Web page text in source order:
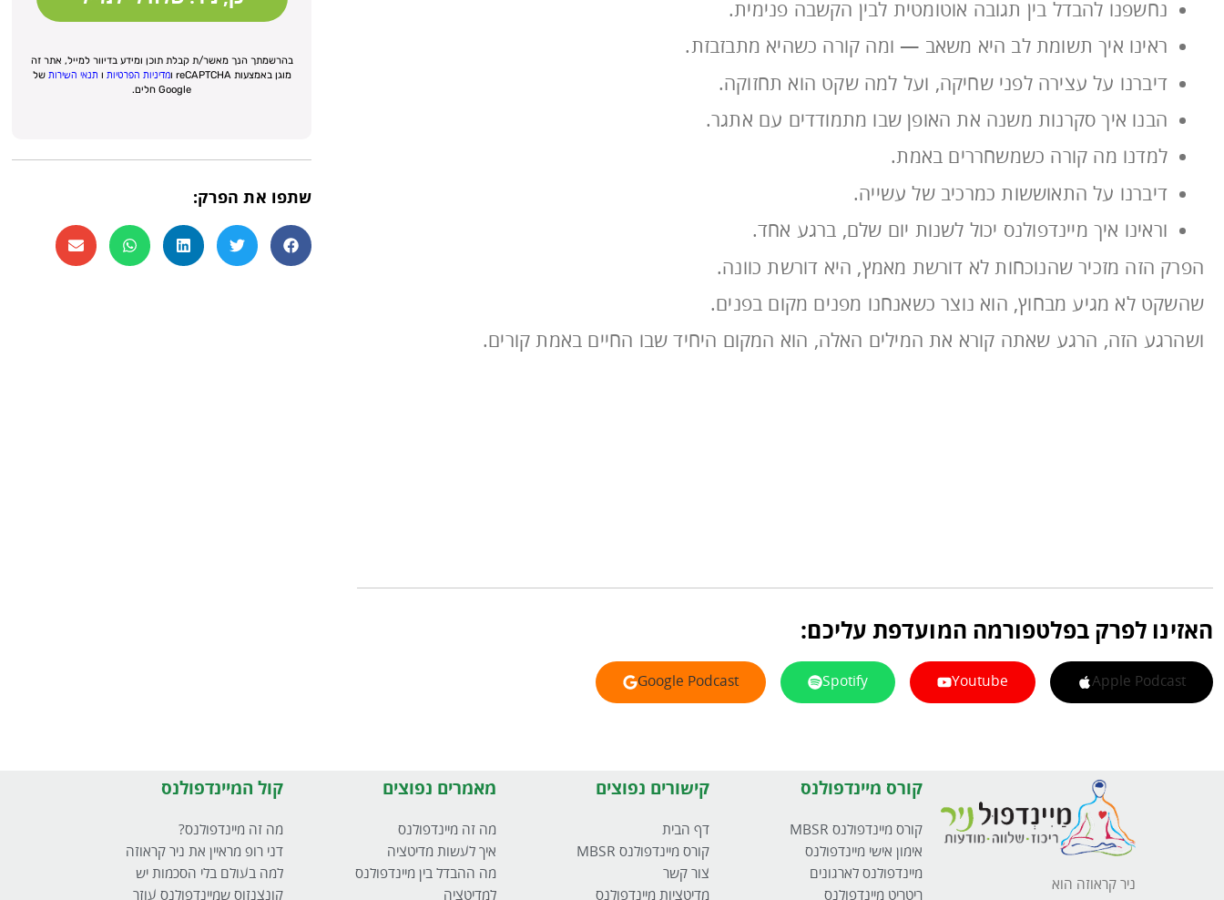
נחשפנו להבדל בין תגובה אוטומטית לבין הקשבה פנימית.
ראינו איך תשומת לב היא משאב — ומה קורה כשהיא מתבזבזת.
דיברנו על עצירה לפני שחיקה, ועל למה שקט הוא תחזוקה.
הבנו איך סקרנות משנה את האופן שבו מתמודדים עם אתגר.
למדנו מה קורה כשמשחררים באמת.
דיברנו על התאוששות כמרכיב של עשייה.
וראינו איך מיינדפולנס יכול לשנות יום שלם, ברגע אחד.
הפרק הזה מזכיר שהנוכחות לא דורשת מאמץ, היא דורשת כוונה.
שהשקט לא מגיע מבחוץ, הוא נוצר כשאנחנו מפנים מקום בפנים.
ושהרגע הזה, הרגע שאתה קורא את המילים האלה, הוא המקום היחיד שבו החיים באמת קורים.
האזינו לפרק בפלטפורמה המועדפת עליכם:
Apple Podcast
Youtube
Spotify
Google Podcast
בהרשמתך הנך מאשר/ת קבלת תוכן ומידע בדיוור למייל, אתר זה
מוגן באמצעות reCAPTCHA ו
מדיניות הפרטיות ו תנאי השירות של
Google חלים.
שתפו את הפרק:
ניר קראוזה הוא
קורס מיינדפולנס
קורס מיינדפולנס MBSR
אימון אישי מיינדפולנס
מיינדפולנס לארגונים
ריטריט מיינדפולנס
קישורים נפוצים
דף הבית
קורס מיינדפולנס MBSR
צור קשר
מדיטציות מיינדפולנס
מאמרים נפוצים
מה זה מיינדפולנס
איך לעשות מדיטציה
מה ההבדל בין מיינדפולנס
למדיטציה
קול המיינדפולנס
מה זה מיינדפולנס?
דני רופ מראיין את ניר קראוזה
למה בעולם בלי הסכמות יש
קונצנזוס שמיינדפולנס עוזר